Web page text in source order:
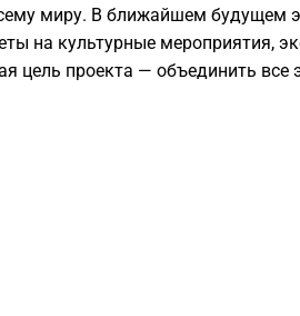
миру. В ближайшем будущем
на культурные мероприятия,
цель проекта — объединить все